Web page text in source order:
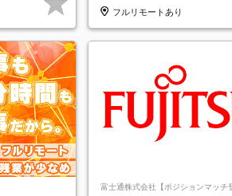
フルリモートあり
富士通株式会社【ポジションマッチ